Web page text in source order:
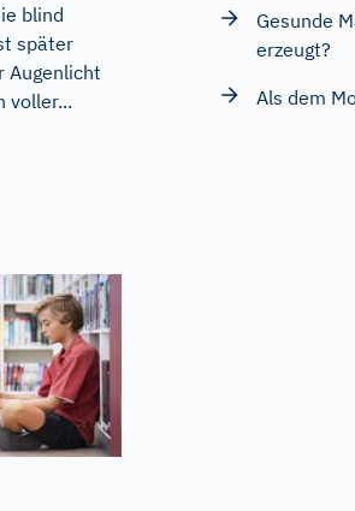
blind
später
Augenlicht
voller...
Gesunde
erzeugt?
Als dem